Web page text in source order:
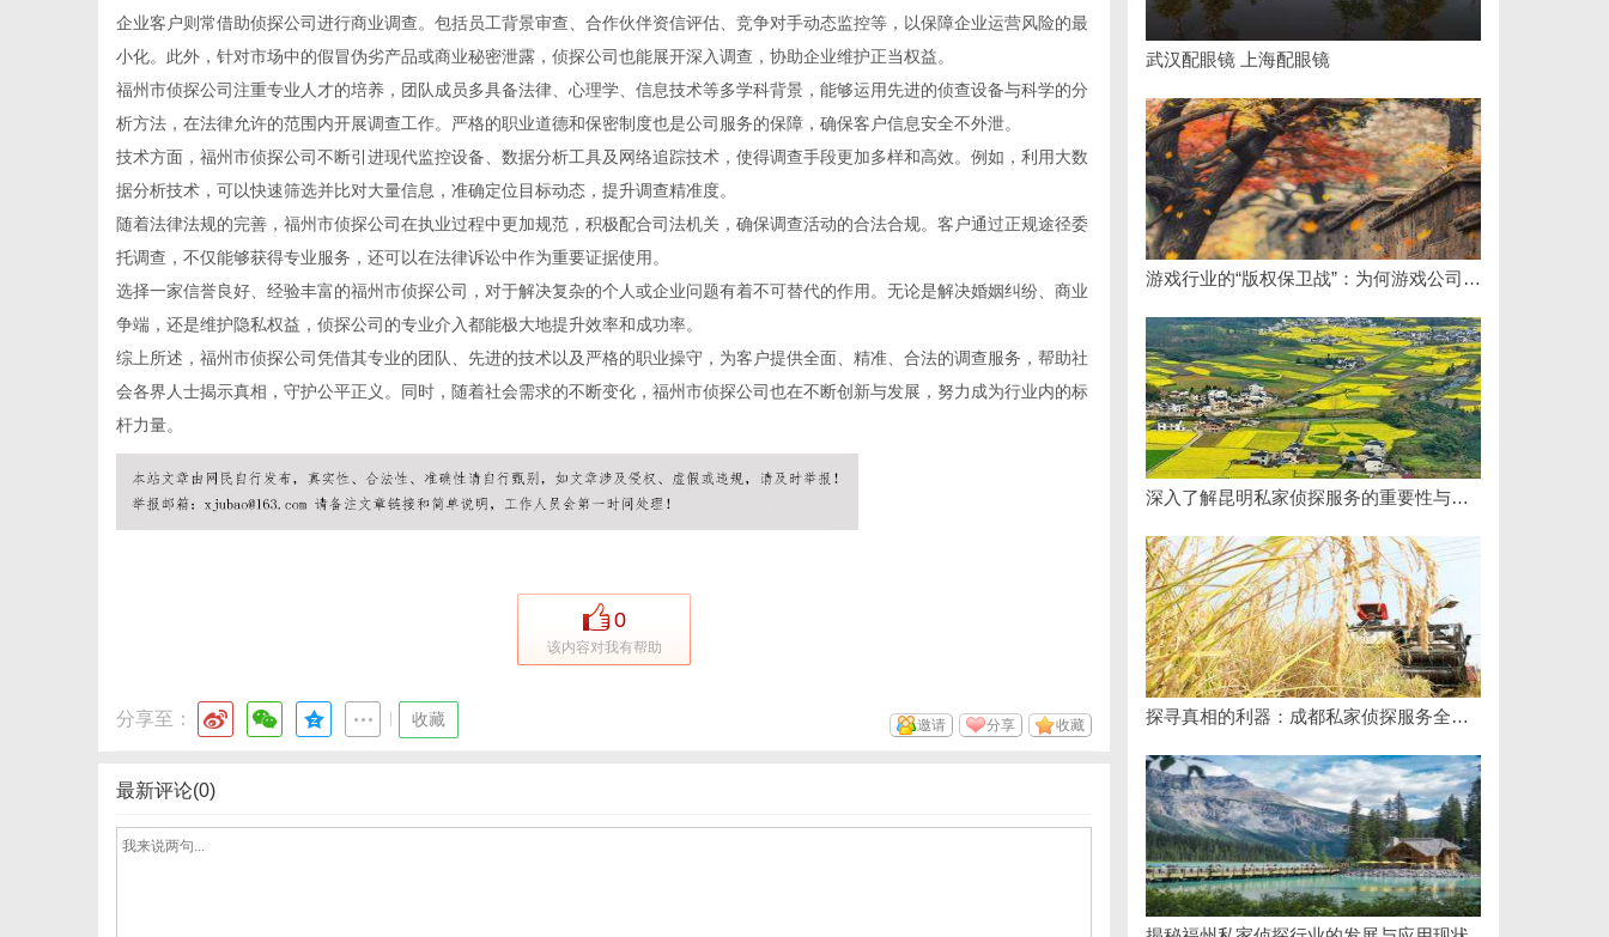
企业客户则常借助侦探公司进行商业调查。包括员工背景审查、合作伙伴资信评估、竞争对手动态监控等，以保障企业运营风险的最
小化。此外，针对市场中的假冒伪劣产品或商业秘密泄露，侦探公司也能展开深入调查，协助企业维护正当权益。
福州市侦探公司注重专业人才的培养，团队成员多具备法律、心理学、信息技术等多学科背景，能够运用先进的侦查设备与科学的分
析方法，在法律允许的范围内开展调查工作。严格的职业道德和保密制度也是公司服务的保障，确保客户信息安全不外泄。
技术方面，福州市侦探公司不断引进现代监控设备、数据分析工具及网络追踪技术，使得调查手段更加多样和高效。例如，利用大数
据分析技术，可以快速筛选并比对大量信息，准确定位目标动态，提升调查精准度。
随着法律法规的完善，福州市侦探公司在执业过程中更加规范，积极配合司法机关，确保调查活动的合法合规。客户通过正规途径委
托调查，不仅能够获得专业服务，还可以在法律诉讼中作为重要证据使用。
选择一家信誉良好、经验丰富的福州市侦探公司，对于解决复杂的个人或企业问题有着不可替代的作用。无论是解决婚姻纠纷、商业
争端，还是维护隐私权益，侦探公司的专业介入都能极大地提升效率和成功率。
综上所述，福州市侦探公司凭借其专业的团队、先进的技术以及严格的职业操守，为客户提供全面、精准、合法的调查服务，帮助社
会各界人士揭示真相，守护公平正义。同时，随着社会需求的不断变化，福州市侦探公司也在不断创新与发展，努力成为行业内的标
杆力量。
0
该内容对我有帮助
分享至： 收藏 收藏
分享
邀请
最新评论(0)
武汉配眼镜 上海配眼镜
游戏行业的“版权保卫战”：为何游戏公司离不开版权律师
深入了解昆明私家侦探服务的重要性与选择指南
探寻真相的利器：成都私家侦探服务全解析